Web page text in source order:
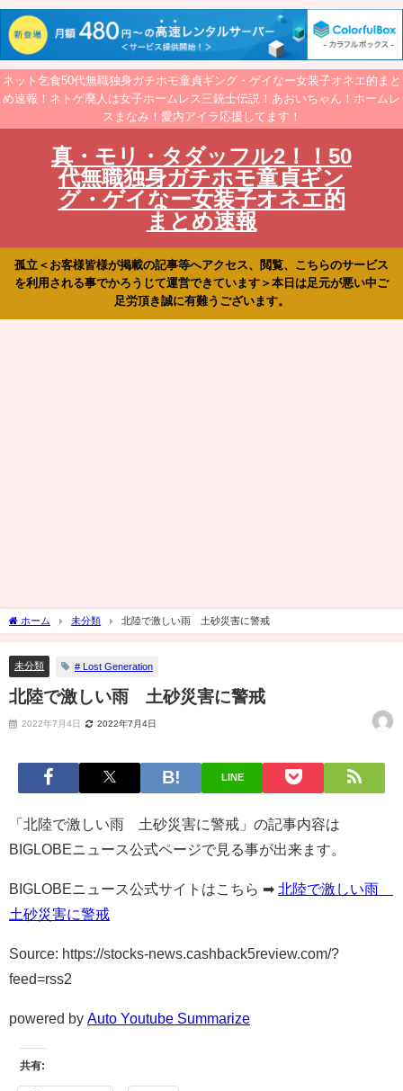
ネット乞食50代無職独身ガチホモ童貞ギング・ゲイなー女装子オネエ的まと
め速報！ネトゲ廃人は女子ホームレス三銃士伝説！あおいちゃん！ホームレ
スまなみ！愛内アイラ応援してます！
真・モリ・タダッフル2！！50
代無職独身ガチホモ童貞ギン
グ・ゲイなー女装子オネエ的
まとめ速報
孤立＜お客様皆様が掲載の記事等へアクセス、閲覧、こちらのサービス
を利用される事でかろうじて運営できています＞本日は足元が悪い中ご
足労頂き誠に有難うございます。
ホーム 未分類 北陸で激しい雨 土砂災害に警戒
未分類 # Lost Generation
北陸で激しい雨 土砂災害に警戒
2022年7月4日 2022年7月4日
LINE
「北陸で激しい雨 土砂災害に警戒」の記事内容は
BIGLOBEニュース公式ページで見る事が出来ます。
BIGLOBEニュース公式サイトはこちら ➡ 北陸で激しい雨
土砂災害に警戒
Source: https://stocks-news.cashback5review.com/?
feed=rss2
powered by Auto Youtube Summarize
共有: